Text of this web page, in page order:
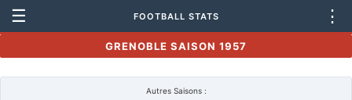
☰ FOOTBALL STATS ⋮
GRENOBLE SAISON 1957
Autres Saisons :